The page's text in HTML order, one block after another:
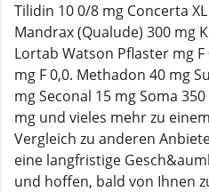
Tilidin 10 0/8 mg Concerta
Mandrax (Qualude) 300 mg
Lortab Watson Pflaster mg
mg F 0,0. Methadon 40 mg
mg Seconal 15 mg Soma
mg und vieles mehr zu
Vergleich zu anderen
eine langfristige
und hoffen, bald von Ihnen